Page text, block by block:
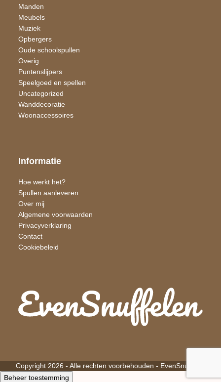
Manden
Meubels
Muziek
Opbergers
Oude schoolspullen
Overig
Puntenslijpers
Speelgoed en spellen
Uncategorized
Wand​decoratie
Woon​accessoires
Informatie
Hoe werkt het?
Spullen aanleveren
Over mij
Algemene voorwaarden
Privacyverklaring
Contact
Cookiebeleid
Copyright 2026 - Alle rechten voorbehouden - EvenSnuffelen
Beheer toestemming